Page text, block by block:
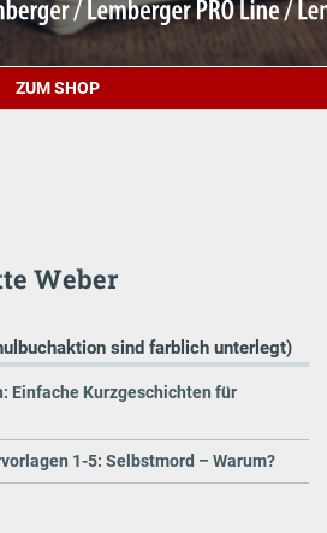
ZUM SHOP
Weber
sind farblich unterlegt)
Einfache Kurzgeschichten für
1-5: Selbstmord – Warum?